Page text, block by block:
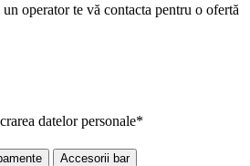
operator te vă contacta pentru o ofertă
datelor personale*
Accesorii bar